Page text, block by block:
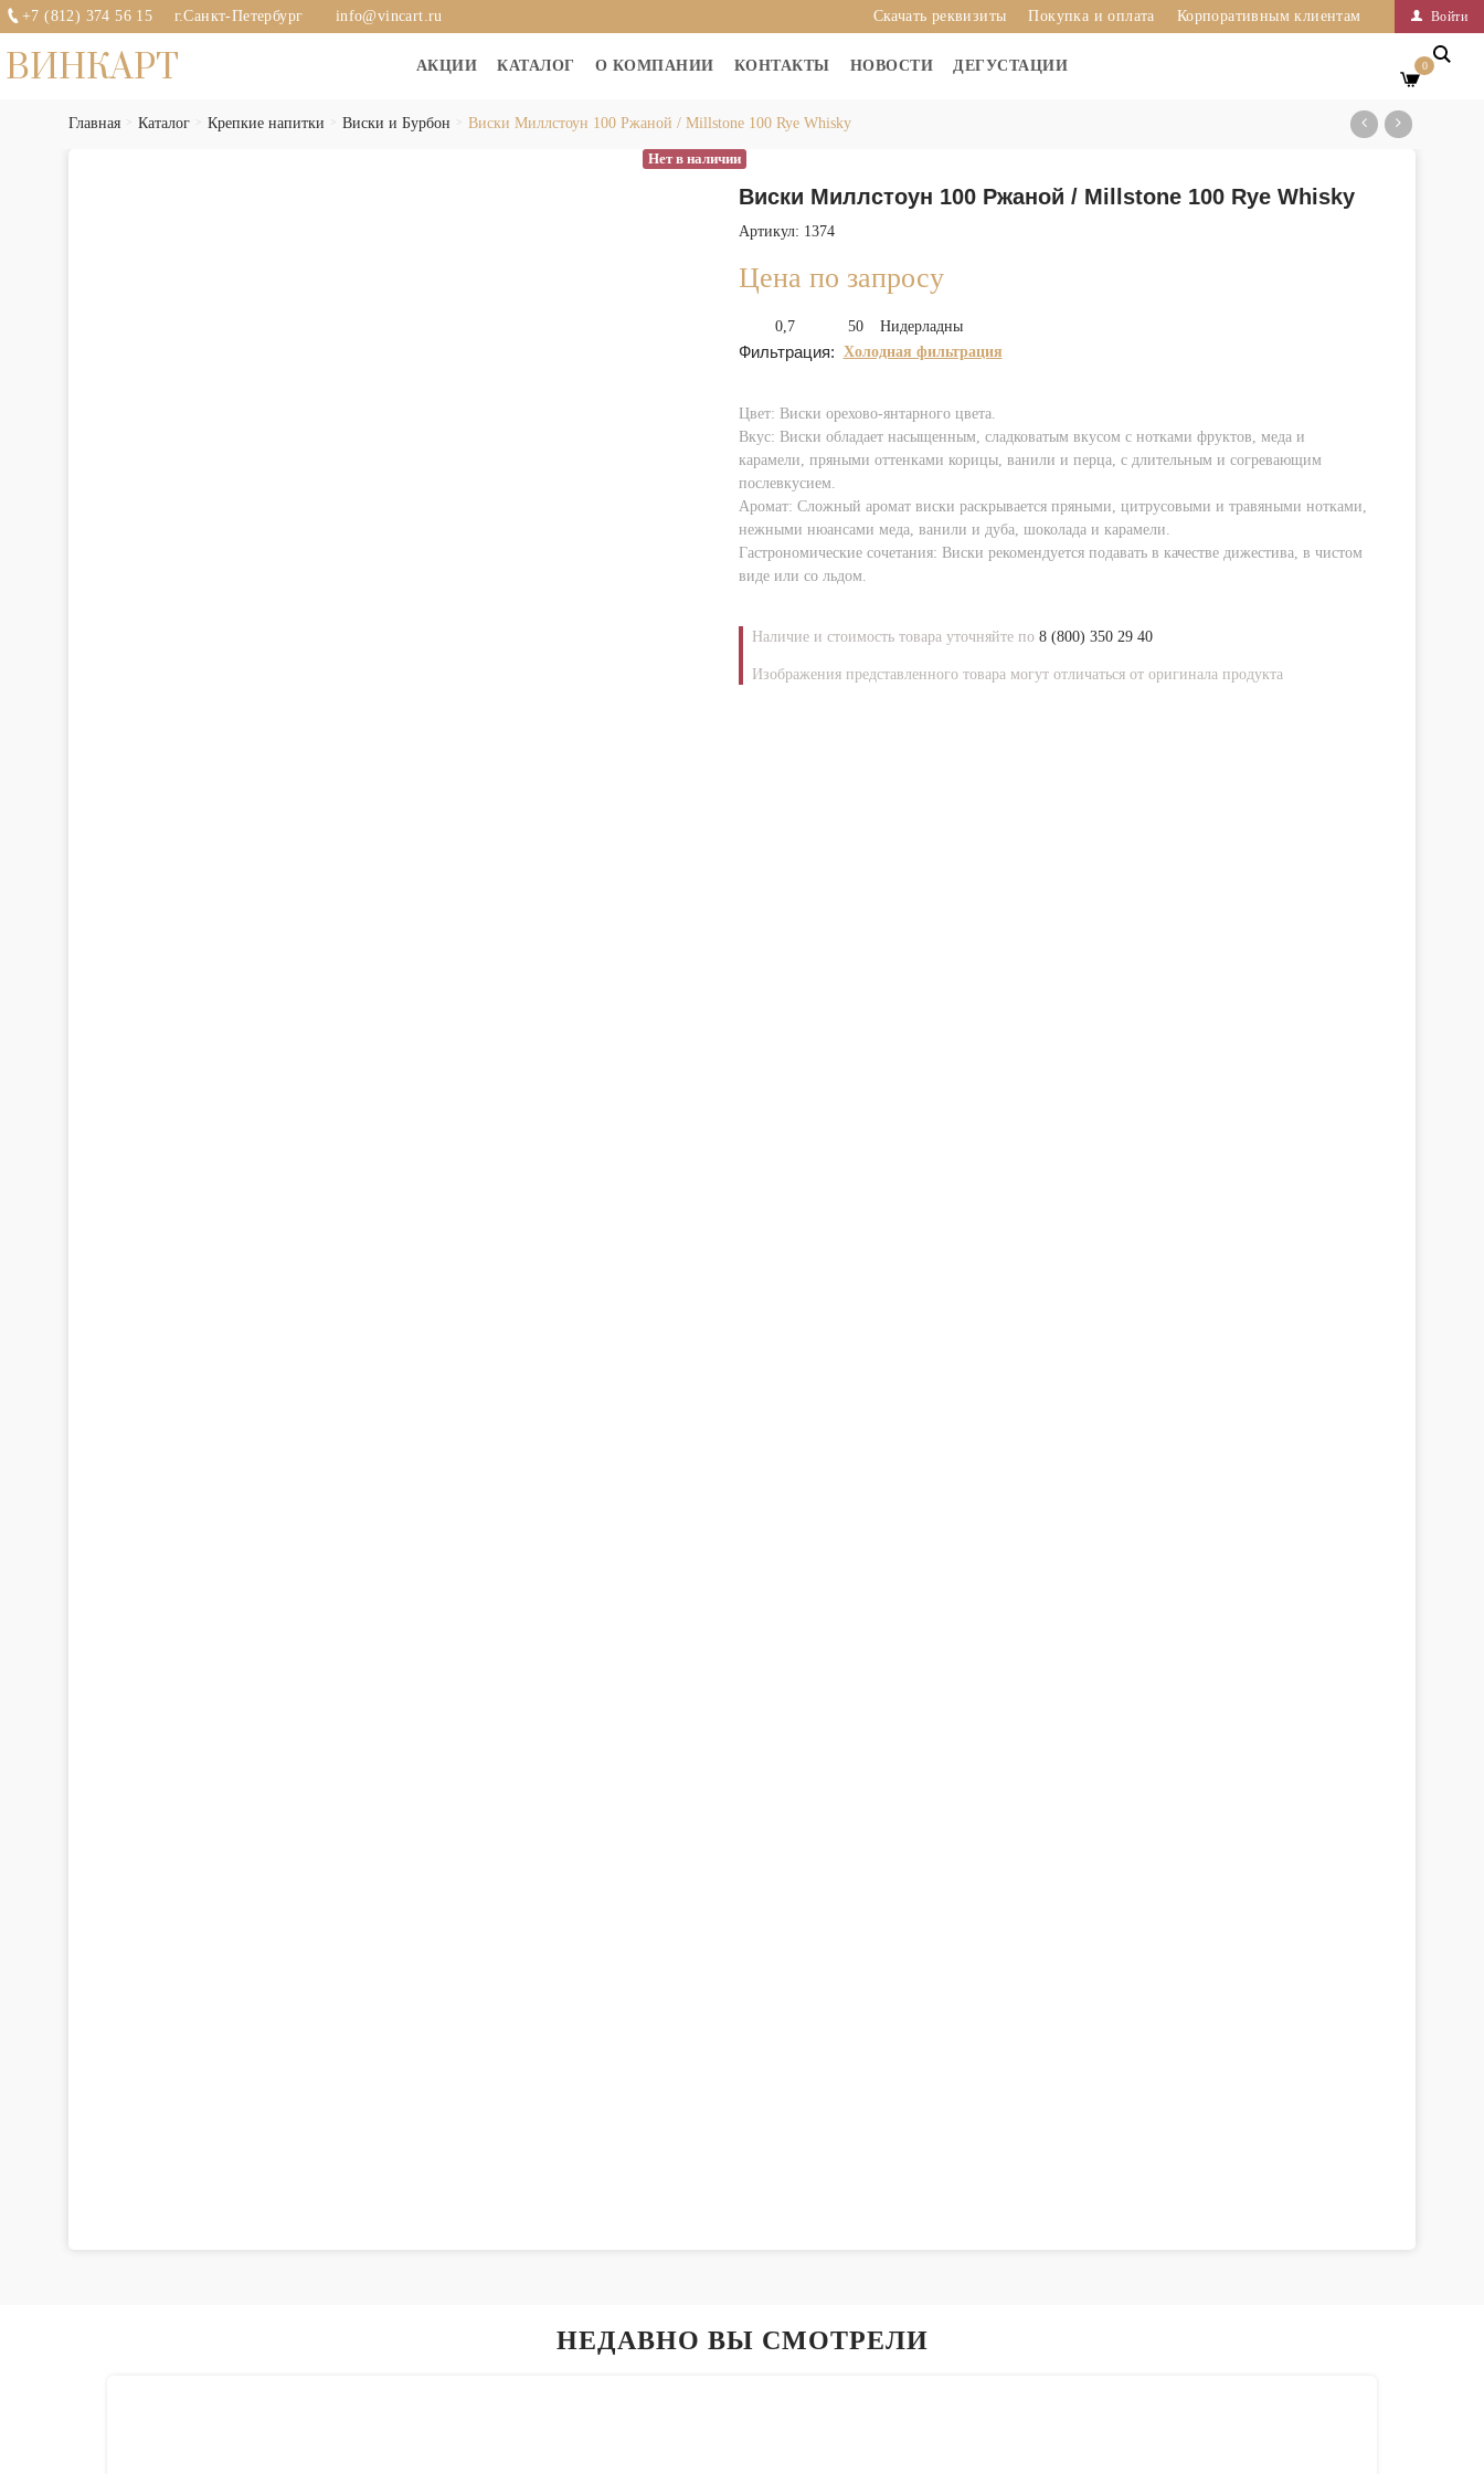
+7 (812) 374 56 15 г.Санкт-Петербург info@vincart.ru Войти
Скачать реквизиты Покупка и оплата Корпоративным клиентам
ВИНКАРТ АКЦИИ КАТАЛОГ О КОМПАНИИ КОНТАКТЫ НОВОСТИ ДЕГУСТАЦИИ 0
Главная Каталог Крепкие напитки Виски и Бурбон Виски Миллстоун 100 Ржаной / Millstone 100 Rye Whisky
Нет в наличии
Виски Миллстоун 100 Ржаной / Millstone 100 Rye Whisky
Артикул: 1374
Цена по запросу
0,7 50 Нидерладны
Фильтрация: Холодная фильтрация
Цвет: Виски орехово-янтарного цвета.
Вкус: Виски обладает насыщенным, сладковатым вкусом с нотками фруктов, меда и
карамели, пряными оттенками корицы, ванили и перца, с длительным и согревающим
послевкусием.
Аромат: Сложный аромат виски раскрывается пряными, цитрусовыми и травяными нотками,
нежными нюансами меда, ванили и дуба, шоколада и карамели.
Гастрономические сочетания: Виски рекомендуется подавать в качестве дижестива, в чистом
виде или со льдом.
Наличие и стоимость товара уточняйте по 8 (800) 350 29 40
Изображения представленного товара могут отличаться от оригинала продукта
НЕДАВНО ВЫ СМОТРЕЛИ